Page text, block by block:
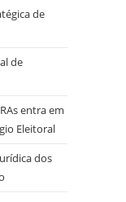
de
de
entra em
Eleitoral
dos